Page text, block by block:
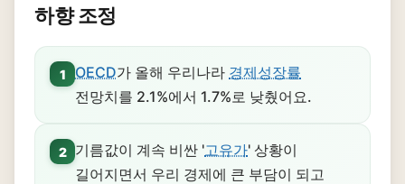
하향 조정
1 OECD가 올해 우리나라 경제성장률
전망치를 2.1%에서 1.7%로 낮췄어요.
2 기름값이 계속 비싼 '고유가' 상황이
길어지면서 우리 경제에 큰 부담이 되고